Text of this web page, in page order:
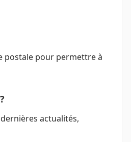
postale pour permettre à
actualités,